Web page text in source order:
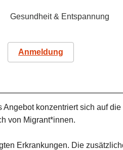
Gesundheit & Entspannung
Anmeldung
Angebot konzentriert sich auf
von Migrant*innen.
Erkrankungen. Die